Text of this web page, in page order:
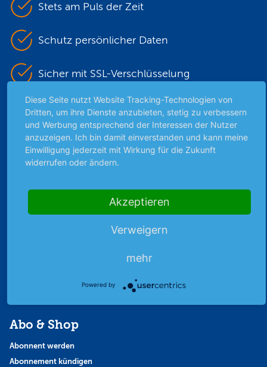
Stets am Puls der Zeit
Schutz persönlicher Daten
Sicher mit SSL-Verschlüsselung
Highlights
Archiv
Börsenbericht
Börsengespräche
Abo & Shop
Abonnent werden
Abonnement kündigen
Diese Seite nutzt Website Tracking-Technologien von
Dritten, um ihre Dienste anzubieten, stetig zu verbessern
und Werbung entsprechend der Interessen der Nutzer
anzuzeigen. Ich bin damit einverstanden und kann meine
Einwilligung jederzeit mit Wirkung für die Zukunft
widerrufen oder ändern.
Akzeptieren
Verweigern
mehr
Powered by